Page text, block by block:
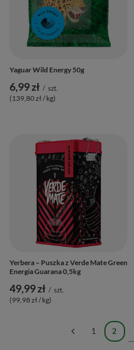
Yaguar Wild Energy 50g
6,99 zł / szt.
(139,80 zł / kg)
Yerbera – Puszka z Verde Mate Green
Energia Guarana 0,5kg
49,99 zł / szt.
(99,98 zł / kg)
1 2